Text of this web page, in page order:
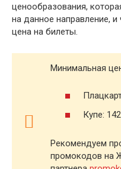
ценообразования,
на данное направление,
цена на билеты.
Минимальная
Купе:
Рекомендуем
промокодов на